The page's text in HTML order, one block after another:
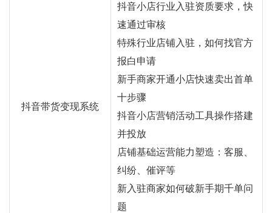
抖音带货变现系统
抖音小店行业入驻资质要求，快
速通过审核
特殊行业店铺入驻，如何找官方
报白申请
新手商家开通小店快速卖出首单
十步骤
抖音小店营销活动工具操作搭建
并投放
店铺基础运营能力塑造：客服、
纠纷、催评等
新入驻商家如何破新手期千单问
题